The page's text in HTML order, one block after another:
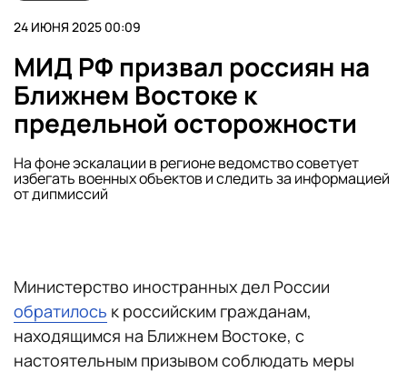
24 ИЮНЯ 2025 00:09
МИД РФ призвал россиян на
Ближнем Востоке к
предельной осторожности
На фоне эскалации в регионе ведомство советует
избегать военных объектов и следить за информацией
от дипмиссий
Министерство иностранных дел России
обратилось к российским гражданам,
находящимся на Ближнем Востоке, с
настоятельным призывом соблюдать меры